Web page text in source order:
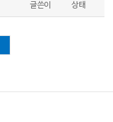
글쓴이 상태